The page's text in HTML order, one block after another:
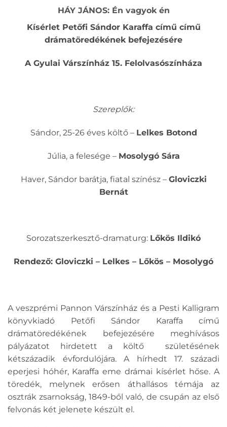
HÁY JÁNOS: Én vagyok én
Kísérlet Petőfi Sándor Karaffa című című
drámatöredékének befejezésére
A Gyulai Várszínház 15. Felolvasószínháza
Szereplők:
Sándor, 25-26 éves költő – Lelkes Botond
Júlia, a felesége – Mosolygó Sára
Haver, Sándor barátja, fiatal színész – Gloviczki
Bernát
Sorozatszerkesztő-dramaturg: Lőkös Ildikó
Rendező: Gloviczki – Lelkes – Lőkös – Mosolygó
A veszprémi Pannon Várszínház és a Pesti Kalligram
könyvkiadó Petőfi Sándor Karaffa című
drámatöredékének befejezésére meghívásos
pályázatot hirdetett a költő születésének
kétszázadik évfordulójára. A hírhedt 17. századi
eperjesi hóhér, Karaffa eme drámai kísérlet hőse. A
töredék, melynek erősen áthallásos témája az
osztrák zsarnokság, 1849-ből való, de csupán az első
felvonás két jelenete készült el.